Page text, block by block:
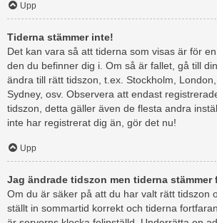
Upp
Tiderna stämmer inte!
Det kan vara så att tiderna som visas är för
den du befinner dig i. Om så är fallet, gå till
ändra till rätt tidszon, t.ex. Stockholm,
Sydney, osv. Observera att endast
tidszon, detta gäller även de flesta andra
inte har registrerat dig än, gör det nu!
Upp
Jag ändrade tidszon men tiderna stämmer
Om du är säker på att du har valt rätt tidszon
ställt in sommartid korrekt och tiderna